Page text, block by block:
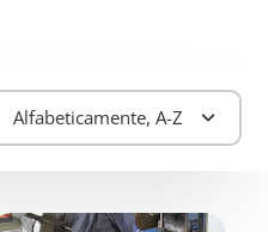
Alfabeticamente, A-Z